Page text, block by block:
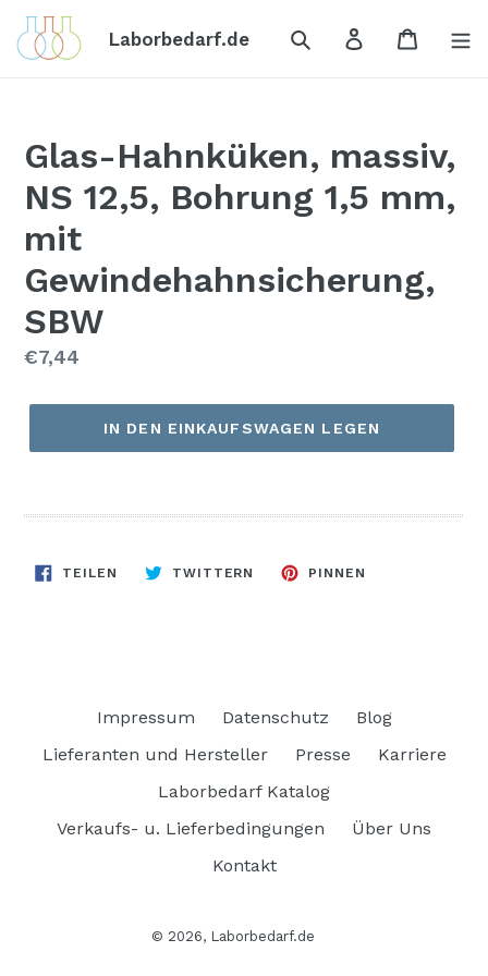
Direkt
zum
Inhalt
Laborbedarf.de Suchen Einloggen
Glas-Hahnküken, massiv,
NS 12,5, Bohrung 1,5 mm,
mit
Gewindehahnsicherung,
SBW
Normaler
€7,44
IN DEN EINKAUFSWAGEN LEGEN
TEILEN
FACEBOOK
TWITTERN AUF
TWITTER
PINNEN
Impressum Datenschutz
Blog
Lieferanten und Hersteller
Presse
Karriere
Laborbedarf Katalog
Verkaufs- u. Lieferbedingungen
Über Uns
Kontakt
© 2026, Laborbedarf.de